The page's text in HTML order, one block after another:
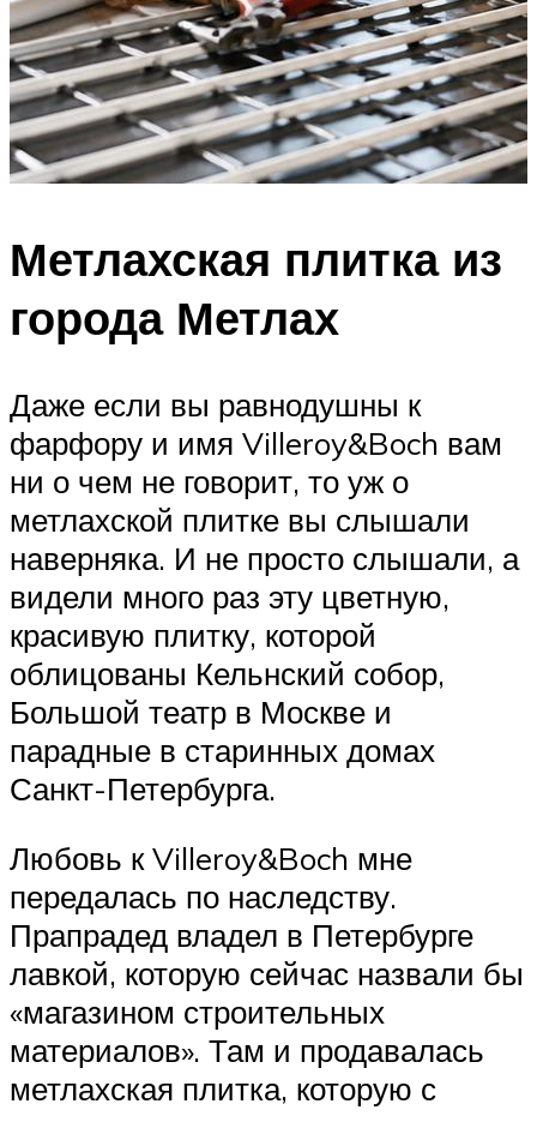
Метлахская плитка из
города Метлах
Даже если вы равнодушны к
фарфору и имя Villeroy&Boch вам
ни о чем не говорит, то уж о
метлахской плитке вы слышали
наверняка. И не просто слышали, а
видели много раз эту цветную,
красивую плитку, которой
облицованы Кельнский собор,
Большой театр в Москве и
парадные в старинных домах
Санкт-Петербурга.
Любовь к Villeroy&Boch мне
передалась по наследству.
Прапрадед владел в Петербурге
лавкой, которую сейчас назвали бы
«магазином строительных
материалов». Там и продавалась
метлахская плитка, которую с